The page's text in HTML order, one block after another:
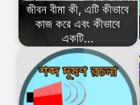
জীবন বীমা কী, এটি কীভাবে
কাজ করে এবং কীভাবে
একটি…